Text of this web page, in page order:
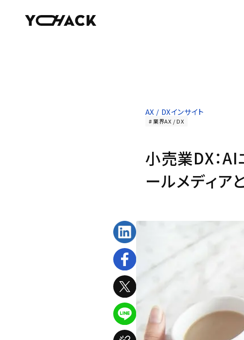
AX / DXインサイト
業界AX / DX
小売業DX：AI
ールメディア